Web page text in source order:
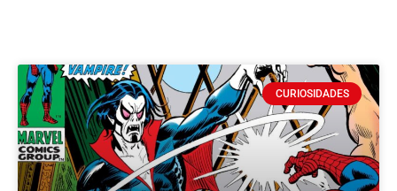
CURIOSIDADES